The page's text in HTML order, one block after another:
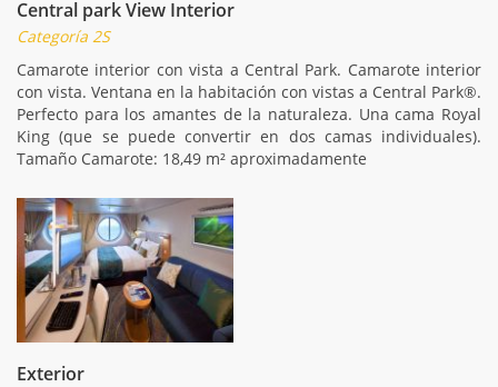
Central park View Interior
Categoría 2S
Camarote interior con vista a Central Park. Camarote interior
con vista. Ventana en la habitación con vistas a Central Park®.
Perfecto para los amantes de la naturaleza. Una cama Royal
King (que se puede convertir en dos camas individuales).
Tamaño Camarote: 18,49 m² aproximadamente
Exterior